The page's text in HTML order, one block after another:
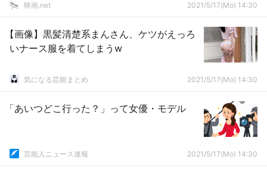
映画.net 2021/5/17(Mo) 14:30
【画像】黒髪清楚系まんさん、ケツがえっろ
いナース服を着てしまうw
気になる芸能まとめ 2021/5/17(Mo) 14:30
「あいつどこ行った？」って女優・モデル
芸能人ニュース速報 2021/5/17(Mo) 14:30